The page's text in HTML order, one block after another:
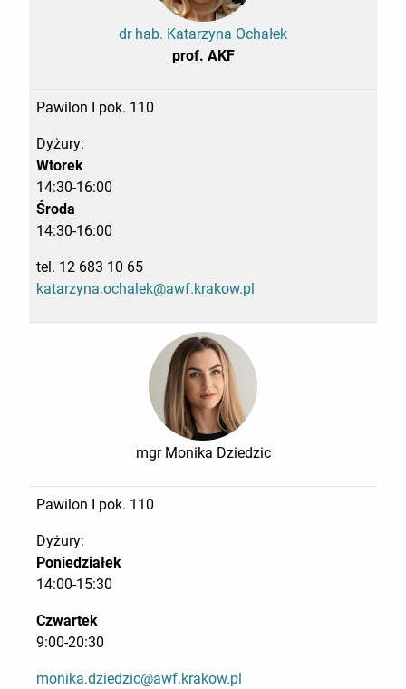
dr hab. Katarzyna Ochałek
prof. AKF
Pawilon I pok. 110
Dyżury:
Wtorek
14:30-16:00
Środa
14:30-16:00
tel. 12 683 10 65
katarzyna.ochalek@awf.krakow.pl
mgr Monika Dziedzic
Pawilon I pok. 110
Dyżury:
Poniedziałek
14:00-15:30
Czwartek
9:00-20:30
monika.dziedzic@awf.krakow.pl